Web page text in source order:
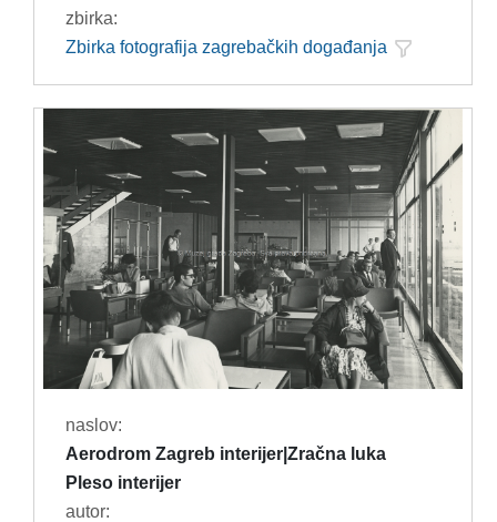
zbirka:
Zbirka fotografija zagrebačkih događanja
naslov:
Aerodrom Zagreb interijer|Zračna luka
Pleso interijer
autor: